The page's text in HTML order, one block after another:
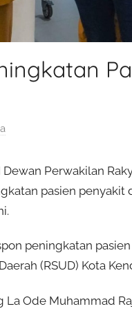
Dewan Perwakilan
pasien
peningkatan
(RSUD) Kota
Ode Muhammad